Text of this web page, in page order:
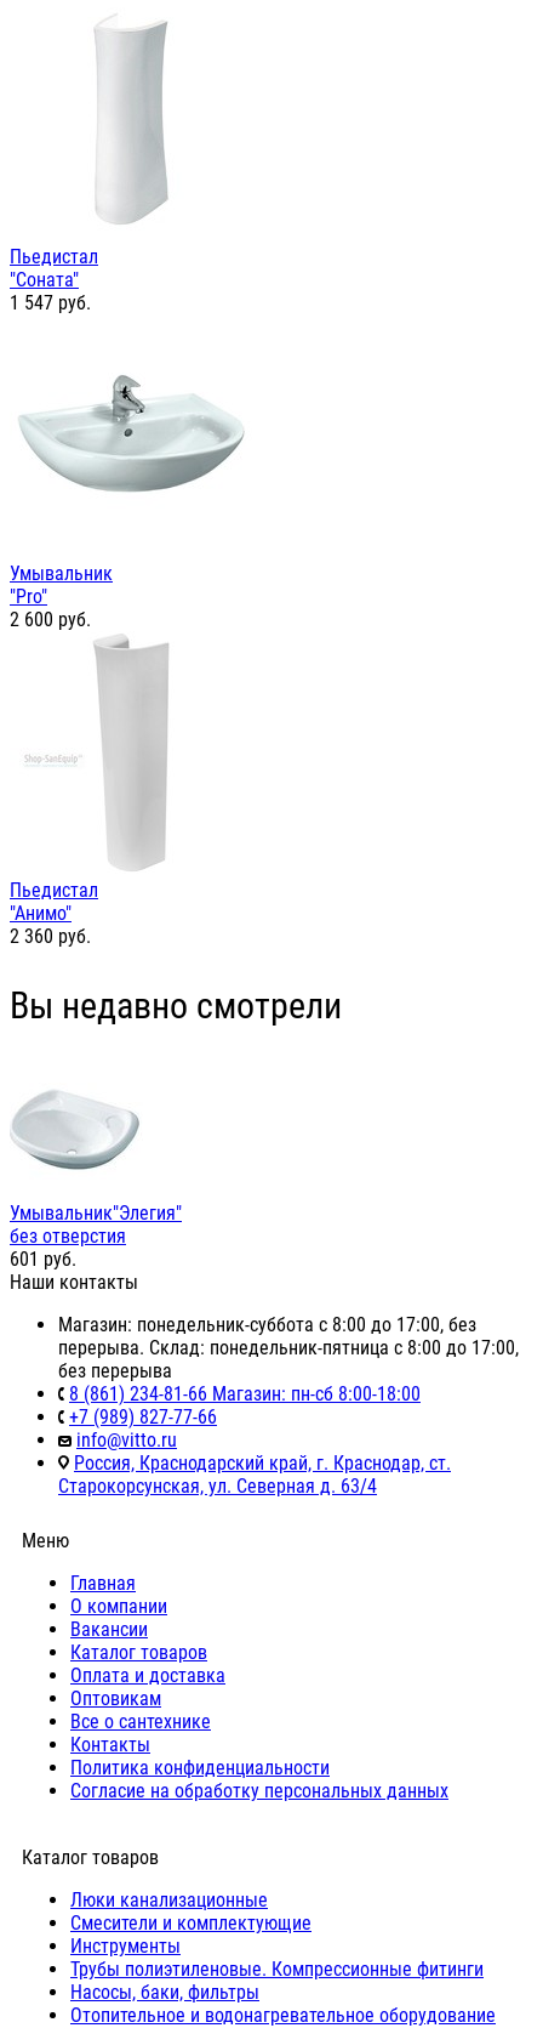
Пьедистал
"Соната"
1 547 руб.
Умывальник
"Pro"
2 600 руб.
Пьедистал
"Анимо"
2 360 руб.
Вы недавно смотрели
Умывальник"Элегия"
без отверстия
601 руб.
Наши контакты
Магазин: понедельник-суббота с 8:00 до 17:00, без
перерыва. Склад: понедельник-пятница с 8:00 до 17:00,
без перерыва
8 (861) 234-81-66 Магазин: пн-сб 8:00-18:00
+7 (989) 827-77-66
info@vitto.ru
Россия, Краснодарский край, г. Краснодар, ст.
Старокорсунская, ул. Северная д. 63/4
Меню
Главная
О компании
Вакансии
Каталог товаров
Оплата и доставка
Оптовикам
Все о сантехнике
Контакты
Политика конфиденциальности
Согласие на обработку персональных данных
Каталог товаров
Люки канализационные
Cмесители и комплектующие
Инструменты
Трубы полиэтиленовые. Компрессионные фитинги
Насосы, баки, фильтры
Отопительное и водонагревательное оборудование